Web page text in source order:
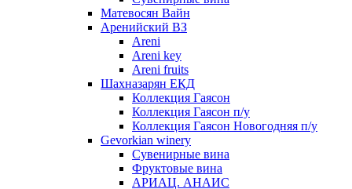
Матевосян Вайн
Аренийский ВЗ
Areni
Areni key
Areni fruits
Шахназарян ЕКД
Коллекция Гаясон
Коллекция Гаясон п/у
Коллекция Гаясон Новогодняя п/у
Gevorkian winery
Сувенирные вина
Фруктовые вина
АРИАЦ. АНАИС